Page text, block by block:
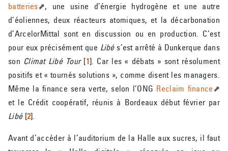
batteries
, une usine d’énergie hydrogène et une autre
d’éoliennes, deux réacteurs atomiques, et la décarbonation
d’ArcelorMittal sont en discussion ou en production. C’est
pour eux précisément que Libés’est arrêté à Dunkerque dans
son Climat Libé Tour[1] . Car les « débats » sont résolument
positifs et « tournés solutions », comme disent les managers.
Même la finance sera verte, selon l’ONG Reclaim finance
et le Crédit coopératif, réunis à Bordeaux début février par
Libé[2]
Avant d’accéder à l’auditorium de la Halle aux sucres, il faut